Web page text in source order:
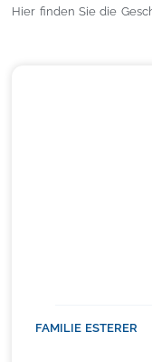
Hier finden Sie die
FAMILIE ESTERER